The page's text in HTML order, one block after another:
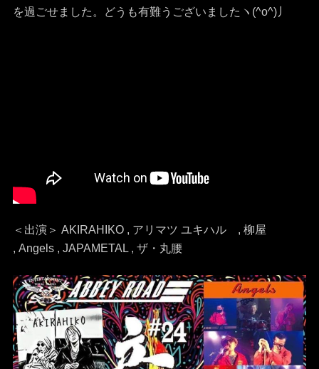
を過ごせました。どうも有難うございましたヽ(^o^)丿
＜出演＞ AKIRAHIKO , アリマツ ユキハル , 柳屋
, Angels , JAPAMETAL , ザ・丸腰